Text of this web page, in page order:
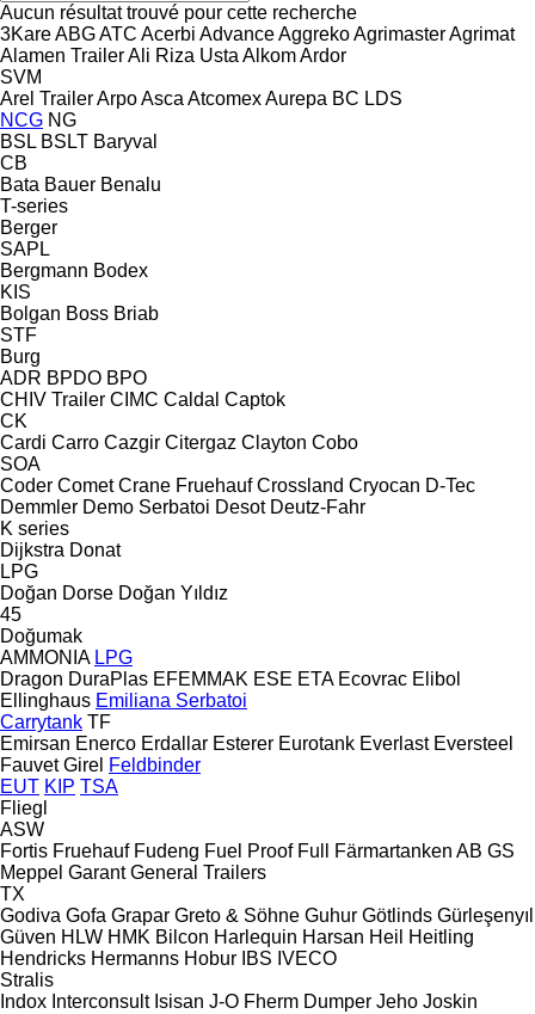
Aucun résultat trouvé pour cette recherche
3KareABGATC Acerbi AdvanceAggrekoAgrimasterAgrimat
Alamen TrailerAli Riza Usta AlkomArdor
SVM
Arel TrailerArpoAsca AtcomexAurepa BC LDS
NCG NG
BSL BSLT Baryval
CB
Bata Bauer Benalu
T-series
Berger
SAPL
Bergmann Bodex
KIS
Bolgan Boss Briab
STF
Burg
ADR BPDO BPO
CHIV Trailer CIMC Caldal Captok
CK
Cardi Carro Cazgir Citergaz Clayton Cobo
SOA
Coder Comet Crane Fruehauf Crossland Cryocan D-Tec
Demmler Demo Serbatoi Desot Deutz-Fahr
K series
Dijkstra Donat
LPG
Doğan Dorse Doğan Yıldız
45
Doğumak
AMMONIA LPG
Dragon DuraPlas EFEMMAK ESE ETA Ecovrac Elibol
Ellinghaus Emiliana Serbatoi
Carrytank TF
Emirsan Enerco Erdallar Esterer Eurotank Everlast Eversteel
Fauvet Girel Feldbinder
EUT KIP TSA
Fliegl
ASW
Fortis Fruehauf Fudeng Fuel Proof Full Färmartanken AB GS
Meppel Garant General Trailers
TX
Godiva Gofa Grapar Greto & Söhne Guhur Götlinds Gürleşenyıl
Güven HLW HMK Bilcon Harlequin Harsan Heil
Heitling
Hendricks Hermanns Hobur IBS IVECO
Stralis
Indox Interconsult Isisan J-O Fherm Dumper Jeho Joskin